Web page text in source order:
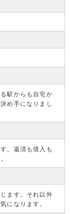
駅からも自宅か
め手になりまし
。返済も借入も
ます。それ以外
になります。